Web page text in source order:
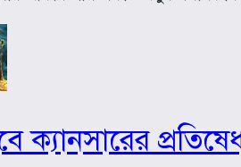
ক্যানসারের